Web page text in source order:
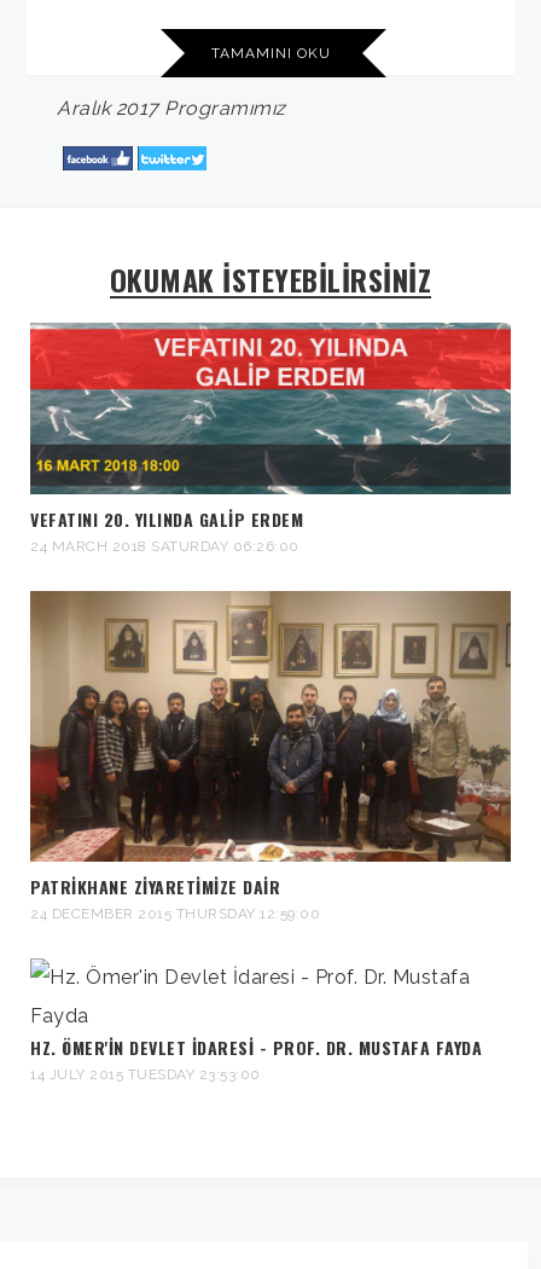
TAMAMINI OKU
Aralık 2017 Programımız
OKUMAK İSTEYEBİLİRSİNİZ
VEFATINI 20. YILINDA GALİP ERDEM
24 MARCH 2018 SATURDAY 06:26:00
PATRIKHANE ZIYARETIMIZE DAIR
24 DECEMBER 2015 THURSDAY 12:59:00
HZ. ÖMER'IN DEVLET İDARESI - PROF. DR. MUSTAFA FAYDA
14 JULY 2015 TUESDAY 23:53:00